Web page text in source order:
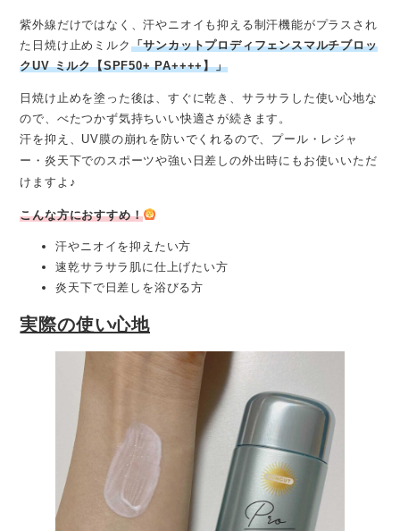
紫外線だけではなく、汗やニオイも抑える制汗機能がプラスされ
た日焼け止めミルク 「サンカットプロディフェンスマルチブロッ
クUV ミルク【SPF50+ PA++++】」
日焼け止めを塗った後は、すぐに乾き、サラサラした使い心地な
ので、べたつかず気持ちいい快適さが続きます。
汗を抑え、UV膜の崩れを防いでくれるので、プール・レジャ
ー・炎天下でのスポーツや強い日差しの外出時にもお使いいただ
けますよ♪
こんな方におすすめ！
汗やニオイを抑えたい方
速乾サラサラ肌に仕上げたい方
炎天下で日差しを浴びる方
実際の使い心地